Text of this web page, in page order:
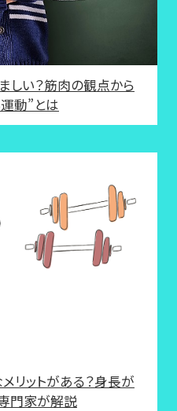
しい？筋肉の観点から
動”とは
リットがある？身長が
門家が解説